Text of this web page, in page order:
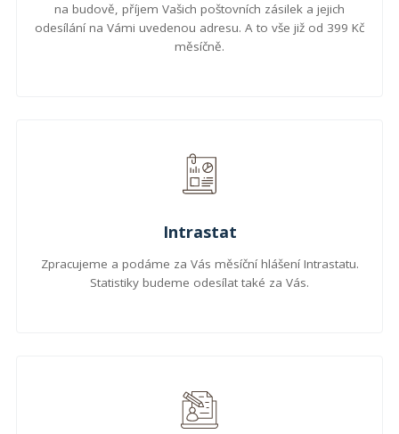
na budově, příjem Vašich poštovních zásilek a jejich
odesílání na Vámi uvedenou adresu. A to vše již od 399 Kč
měsíčně.
Intrastat
Zpracujeme a podáme za Vás měsíční hlášení Intrastatu.
Statistiky budeme odesílat také za Vás.